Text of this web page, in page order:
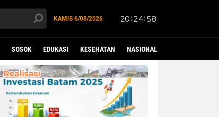
KAMIS 6/08/2026
SOSOK EDUKASI KESEHATAN NASIONAL